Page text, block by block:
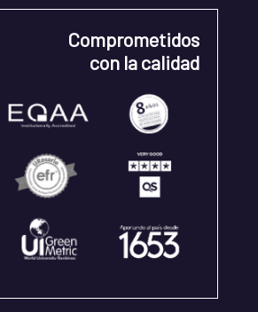
Comprometidos
con la calidad